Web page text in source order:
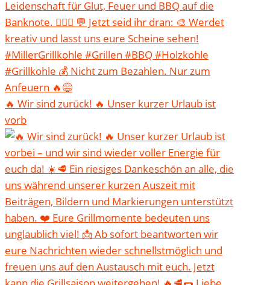
🔥 Wir sind zurück! 🔥 Unser kurzer Urlaub ist
vorb